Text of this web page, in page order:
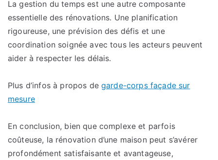
La gestion du temps est une autre composante
essentielle des rénovations. Une planification
rigoureuse, une prévision des défis et une
coordination soignée avec tous les acteurs peuvent
aider à respecter les délais.
Plus d’infos à propos degarde-corps façade sur
mesure
En conclusion, bien que complexe et parfois
coûteuse, la rénovation d’une maison peut s’avérer
profondément satisfaisante et avantageuse,